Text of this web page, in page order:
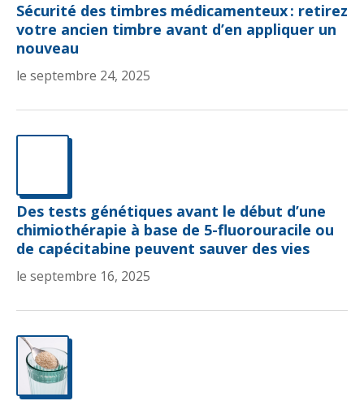
Sécurité des timbres médicamenteux : retirez
votre ancien timbre avant d’en appliquer un
nouveau
le septembre 24, 2025
Des tests génétiques avant le début d’une
chimiothérapie à base de 5-fluorouracile ou
de capécitabine peuvent sauver des vies
le septembre 16, 2025